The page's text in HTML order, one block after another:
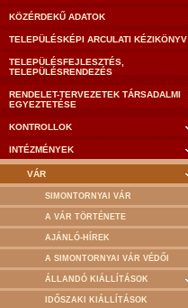
KÖZÉRDEKŰ ADATOK
TELEPÜLÉSKÉPI ARCULATI KÉZIKÖNYV
TELEPÜLÉSFEJLESZTÉS,
TELEPÜLÉSRENDEZÉS
RENDELET-TERVEZETEK TÁRSADALMI
EGYEZTETÉSE
KONTROLLOK
INTÉZMÉNYEK
VÁR
SIMONTORNYAI VÁR
A VÁR TÖRTÉNETE
AJÁNLÓ-HÍREK
A SIMONTORNYAI VÁR VÉDŐI
ÁLLANDÓ KIÁLLÍTÁSOK
IDŐSZAKI KIÁLLÍTÁSOK